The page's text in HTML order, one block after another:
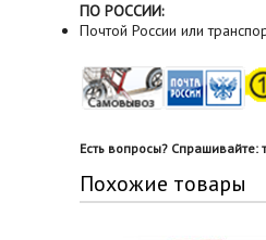
ПО РОССИИ:
Почтой России или
Есть вопросы?
Похожие товары